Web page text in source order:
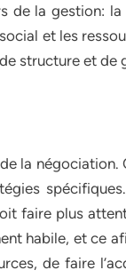
de la gestion:
et les
structure et de
la
faire plus
habile, et ce
de faire